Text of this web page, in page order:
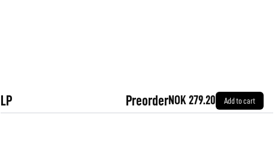
LP PreorderNOK 279.20 Add to cart